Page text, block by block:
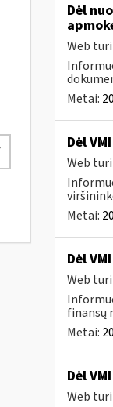
Dėl
Web
Metai:
Dėl
Web
Metai:
Dėl
Web
finansų
Metai:
Dėl
Web